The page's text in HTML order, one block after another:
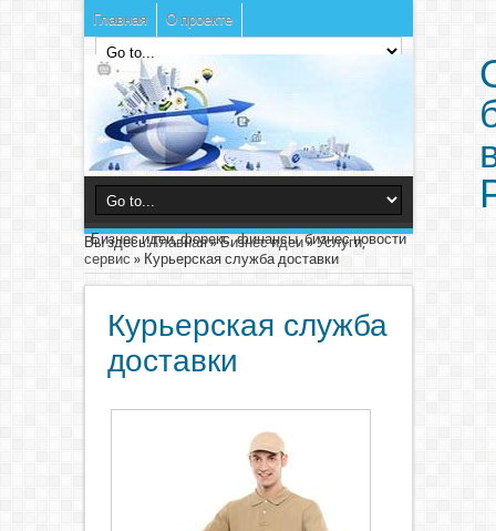
Главная О проекте
Бизнес идеи, форекс, финансы, бизнес новости
Вы здесь:Главная»Бизнес идеи»Услуги,
сервис » Курьерская служба доставки
Курьерская служба
доставки